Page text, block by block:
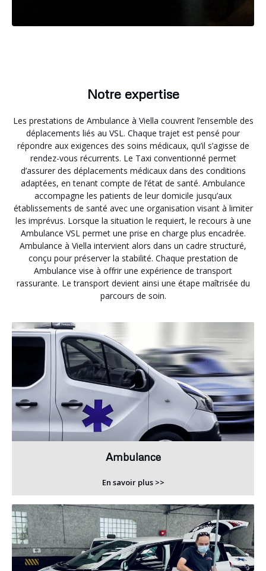
Notre expertise
Les prestations de Ambulance à Viella couvrent l’ensemble des
déplacements liés au VSL. Chaque trajet est pensé pour
répondre aux exigences des soins médicaux, qu’il s’agisse de
rendez-vous récurrents. Le Taxi conventionné permet
d’assurer des déplacements médicaux dans des conditions
adaptées, en tenant compte de l’état de santé. Ambulance
accompagne les patients de leur domicile jusqu’aux
établissements de santé avec une organisation visant à limiter
les imprévus. Lorsque la situation le requiert, le recours à une
Ambulance VSL permet une prise en charge plus encadrée.
Ambulance à Viella intervient alors dans un cadre structuré,
conçu pour préserver la stabilité. Chaque prestation de
Ambulance vise à offrir une expérience de transport
rassurante. Le transport devient ainsi une étape maîtrisée du
parcours de soin.
Ambulance
En savoir plus >>